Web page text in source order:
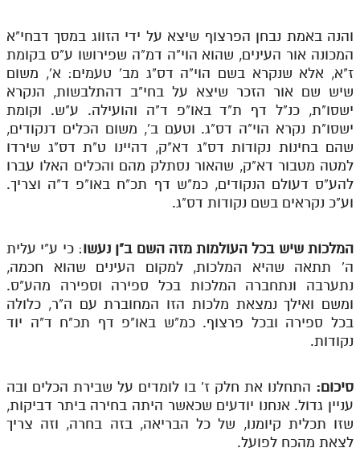
תלמוד עשר הספירות חלק יב
תלמוד עשר הספירות חלק יג
תלמוד עשר הספירות חלק יד
תלמוד עשר הספירות חלק טו
תלמוד עשר הספירות חלק טז
בית שער הכוונות
אודות האתר
בעל הסולם
אתר הבית
דף היומי בזוהר הקדוש
והנה באמת נבחן הפרצוף שיצא על ידי הזווג במסך דבחי"א
המכונה אור העינים, שהוא הוי"ה דמ"ה שפירושו ע"ס בקומת
ז"א, אלא שנקרא בשם הוי"ה דס"ג מב' טעמים: א', משום
שיש שם אור הזכר שיצא על בחי"ב דהתלבשות, הנקרא
ישסו"ת, כנ"ל דף ת"ד באו"פ ד"ה והועילה. ע"ש. וקומת
ישסו"ת נקרא הוי"ה דס"ג. וטעם ב', משום הכלים דנקודים,
שהם בחינות נקודות דס"ג דא"ק, דהיינו ט"ת דס"ג שירדו
למטה מטבור דא"ק, שהאור נסתלק מהם והכלים האלו עברו
להע"ס דעולם הנקודים, כמ"ש דף תכ"ח באו"פ ד"ה וצריך.
וע"כ נקראים בשם נקודות דס"ג.
המלכות שיש בכל העולמות מזה השם ב"ן נעשו: כי ע"י עלית
ה' תתאה שהיא המלכות, למקום העינים שהוא חכמה,
נתערבה ונתחברה המלכות בכל ספירה וספירה מהע"ס.
ומשם ואילך נמצאת מלכות הזו המחוברת עם ה"ר, כלולה
בכל ספירה ובכל פרצוף. כמ"ש באו"פ דף תכ"ח ד"ה יוד
נקודות.
סיכום: התחלנו את חלק ז' בו לומדים על שבירת הכלים ובה
עניין גדול. אנחנו יודעים שכאשר היתה בחירה ביתר דביקות,
שזו תכלית קיומנו, של כל הבריאה, בזה בחרה, וזה צריך
לצאת מהכח לפועל.